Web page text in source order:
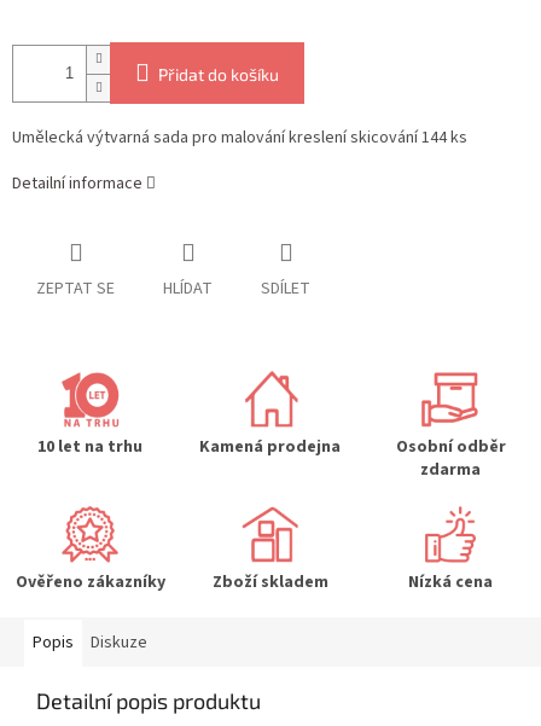
Přidat do košíku
Umělecká výtvarná sada pro malování kreslení skicování 144 ks
Detailní informace
ZEPTAT SE HLÍDAT SDÍLET
10 let na trhu Kamená prodejna
Osobní odběr
zdarma
Ověřeno zákazníky Zboží skladem Nízká cena
Popis Diskuze
Detailní popis produktu